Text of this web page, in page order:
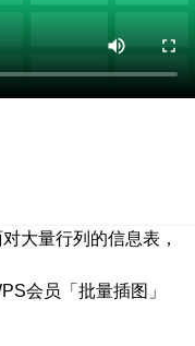
大量行列的信息表，
会员「批量插图」